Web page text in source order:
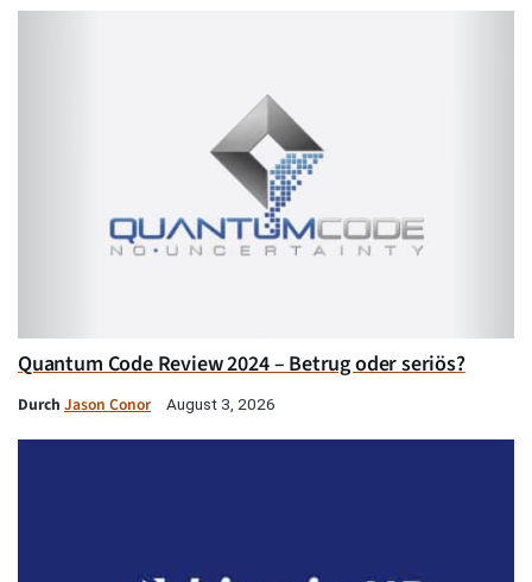
Quantum Code Review 2024 – Betrug oder seriös?
Durch Jason Conor August 3, 2026